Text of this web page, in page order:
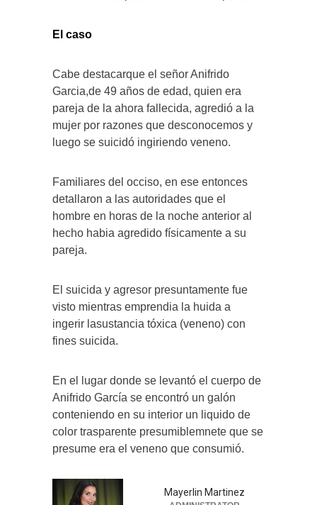
El caso
Cabe destacarque el señor Anifrido
Garcia,de 49 años de edad, quien era
pareja de la ahora fallecida, agredió a la
mujer por razones que desconocemos y
luego se suicidó ingiriendo veneno.
Familiares del occiso, en ese entonces
detallaron a las autoridades que el
hombre en horas de la noche anterior al
hecho habia agredido físicamente a su
pareja.
El suicida y agresor presuntamente fue
visto mientras emprendia la huida a
ingerir lasustancia tóxica (veneno) con
fines suicida.
En el lugar donde se levantó el cuerpo de
Anifrido García se encontró un galón
conteniendo en su interior un liquido de
color trasparente presumiblemnete que se
presume era el veneno que consumió.
Mayerlin Martinez